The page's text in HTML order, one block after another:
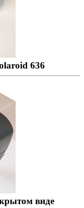
636
виде